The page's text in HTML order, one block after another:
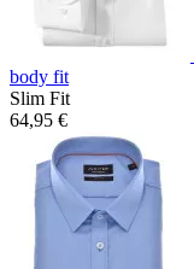
body fit
Slim Fit
64,95 €